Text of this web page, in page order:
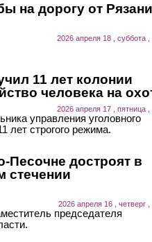
на дорогу от Рязани
2026 апреля 18 , суббота ,
11 лет колонии
человека на
2026 апреля 17 , пятница ,
управления уголовного
лет строгого режима.
Песочне достроят в
стечении
2026 апреля 16 , четверг ,
председателя